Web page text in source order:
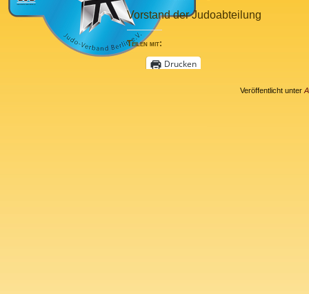
Vorstand der Judoabteilung
Teilen mit:
Drucken
Veröffentlicht unter